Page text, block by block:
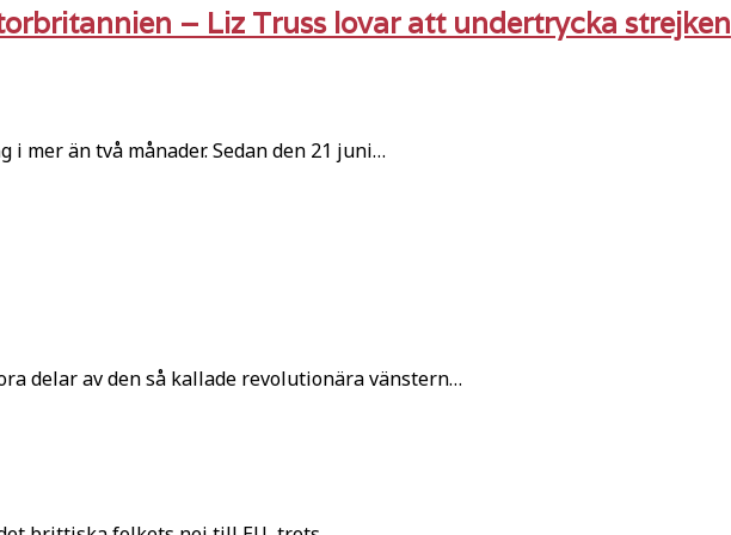
– Liz Truss lovar att undertrycka strejken
mer än två månader. Sedan den 21 juni…
delar av den så kallade revolutionära vänstern…